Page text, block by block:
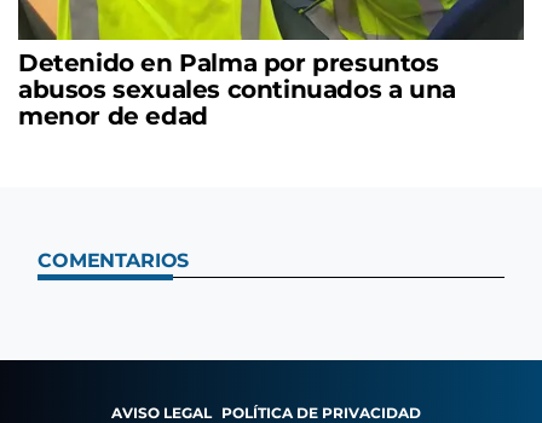
Detenido en Palma por presuntos
abusos sexuales continuados a una
menor de edad
COMENTARIOS
AVISO LEGAL POLÍTICA DE PRIVACIDAD